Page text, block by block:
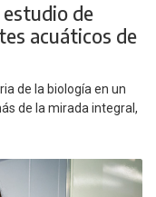
estudio de
acuáticos de
de la biología en un
de la mirada integral,